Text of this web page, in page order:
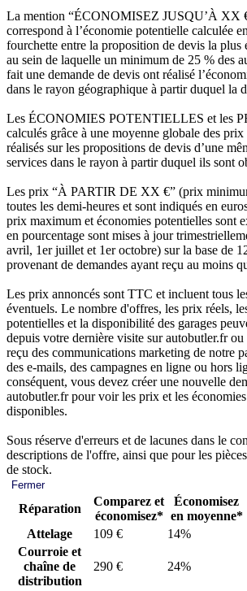
La mention “ÉCONOMISEZ JUSQU’À XX
correspond à l’économie potentielle calculée
fourchette entre la proposition de devis la plus
au sein de laquelle un minimum de 25 % des
fait une demande de devis ont réalisé
dans le rayon géographique à partir duquel la
Les ÉCONOMIES POTENTIELLES et les
calculés grâce à une moyenne globale des prix
réalisés sur les propositions de devis d’une
services dans le rayon à partir duquel ils sont
Les prix “À PARTIR DE XX €” (prix
toutes les demi-heures et sont indiqués en
prix maximum et économies potentielles sont
en pourcentage sont mises à jour
avril, 1er juillet et 1er octobre) sur la base de
provenant de demandes ayant reçu au moins
Les prix annoncés sont TTC et incluent tous
éventuels. Le nombre d'offres, les prix réels,
potentielles et la disponibilité des garages
depuis votre dernière visite sur autobutler.fr
reçu des communications marketing de notre
des e-mails, des campagnes en ligne ou hors
conséquent, vous devez créer une nouvelle
autobutler.fr pour voir les prix et les
disponibles.
Sous réserve d'erreurs et de lacunes dans le
descriptions de l'offre, ainsi que pour les
de stock.
Fermer
Réparation
Comparez et
économisez*
Économisez
en moyenne*
Attelage
109 € 14%
Courroie et
chaîne de
distribution
290 € 24%